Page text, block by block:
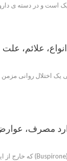
است و در دسته ی
علائم، علت
یک اختلال روانی
مصرف،